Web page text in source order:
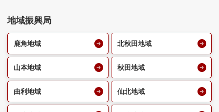
地域振興局
鹿角地域 北秋田地域
山本地域 秋田地域
由利地域 仙北地域